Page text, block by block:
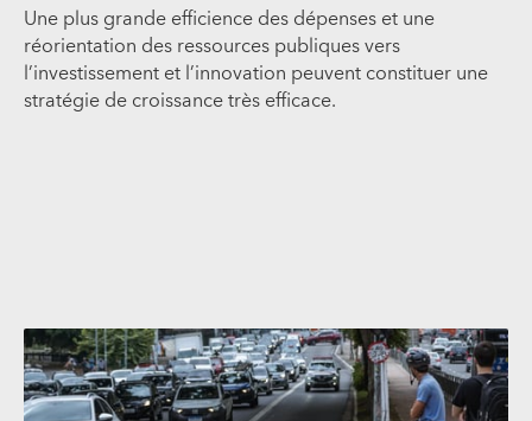
Une plus grande efficience des dépenses et une
réorientation des ressources publiques vers
l’investissement et l’innovation peuvent constituer une
stratégie de croissance très efficace.